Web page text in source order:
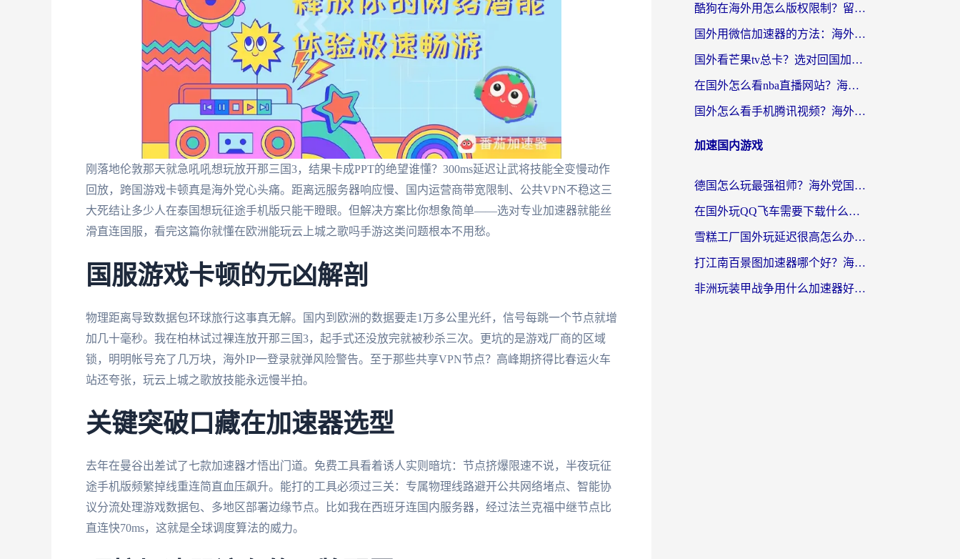
刚落地伦敦那天就急吼吼想玩放开那三国3，结果卡成PPT的绝望谁懂？300ms延迟让武将技能全变慢动作
回放，跨国游戏卡顿真是海外党心头痛。距离远服务器响应慢、国内运营商带宽限制、公共VPN不稳这三
大死结让多少人在泰国想玩征途手机版只能干瞪眼。但解决方案比你想象简单——选对专业加速器就能丝
滑直连国服，看完这篇你就懂在欧洲能玩云上城之歌吗手游这类问题根本不用愁。
国服游戏卡顿的元凶解剖
物理距离导致数据包环球旅行这事真无解。国内到欧洲的数据要走1万多公里光纤，信号每跳一个节点就增
加几十毫秒。我在柏林试过裸连放开那三国3，起手式还没放完就被秒杀三次。更坑的是游戏厂商的区域
锁，明明帐号充了几万块，海外IP一登录就弹风险警告。至于那些共享VPN节点？高峰期挤得比春运火车
站还夸张，玩云上城之歌放技能永远慢半拍。
关键突破口藏在加速器选型
去年在曼谷出差试了七款加速器才悟出门道。免费工具看着诱人实则暗坑：节点挤爆限速不说，半夜玩征
途手机版频繁掉线重连简直血压飙升。能打的工具必须过三关：专属物理线路避开公共网络堵点、智能协
议分流处理游戏数据包、多地区部署边缘节点。比如我在西班牙连国内服务器，经过法兰克福中继节点比
直连快70ms，这就是全球调度算法的威力。
酷狗在海外用怎么版权限制？留学生亲测：3步解决听国内音乐难题
国外用微信加速器的方法：海外党无缝连接国内生活的实用指南
国外看芒果tv总卡？选对回国加速器，轻松追《浪姐》不费劲
在国外怎么看nba直播网站？海外党专属体育观赛指南，告别地区限制！
国外怎么看手机腾讯视频？海外党亲测有效的追剧加速器选择指南
加速国内游戏
德国怎么玩最强祖师？海外党国服游戏加速器选择全攻略（附宝可梦Online实测）
在国外玩QQ飞车需要下载什么加速器呢？海外党亲测有效的国服游戏加速指南
雪糕工厂国外玩延迟很高怎么办？海外玩家国服游戏加速终极攻略（附实测推荐）
打江南百景图加速器哪个好？海外党踩坑N次后，终于找到不卡的秘诀
非洲玩装甲战争用什么加速器好？海外党亲测有效的国服游戏加速方案